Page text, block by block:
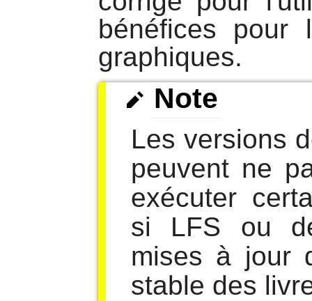
bénéfices pour
graphiques.
Note
Les versions
peuvent ne
exécuter
si LFS ou
mises à jour
stable des